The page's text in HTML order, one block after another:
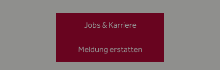
Jobs & Karriere
Meldung erstatten